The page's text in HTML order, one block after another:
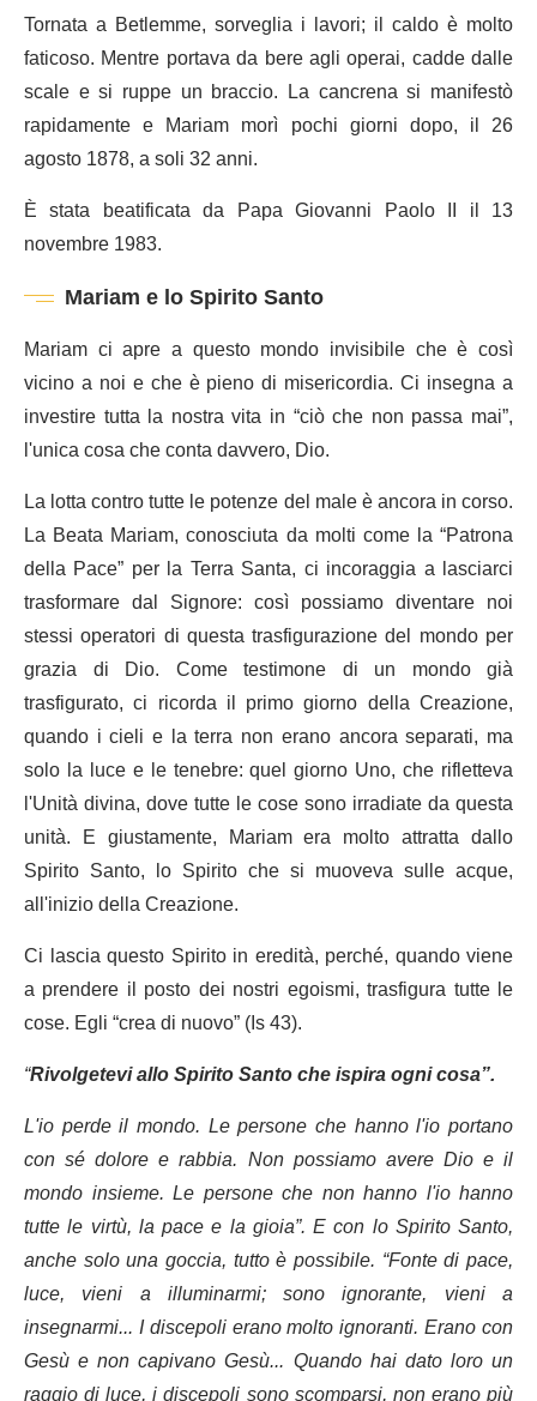
Tornata a Betlemme, sorveglia i lavori; il caldo è molto
faticoso. Mentre portava da bere agli operai, cadde dalle
scale e si ruppe un braccio. La cancrena si manifestò
rapidamente e Mariam morì pochi giorni dopo, il 26
agosto 1878, a soli 32 anni.
È stata beatificata da Papa Giovanni Paolo II il 13
novembre 1983.
Mariam e lo Spirito Santo
Mariam ci apre a questo mondo invisibile che è così
vicino a noi e che è pieno di misericordia. Ci insegna a
investire tutta la nostra vita in “ciò che non passa mai”,
l'unica cosa che conta davvero, Dio.
La lotta contro tutte le potenze del male è ancora in corso.
La Beata Mariam, conosciuta da molti come la “Patrona
della Pace” per la Terra Santa, ci incoraggia a lasciarci
trasformare dal Signore: così possiamo diventare noi
stessi operatori di questa trasfigurazione del mondo per
grazia di Dio. Come testimone di un mondo già
trasfigurato, ci ricorda il primo giorno della Creazione,
quando i cieli e la terra non erano ancora separati, ma
solo la luce e le tenebre: quel giorno Uno, che rifletteva
l'Unità divina, dove tutte le cose sono irradiate da questa
unità. E giustamente, Mariam era molto attratta dallo
Spirito Santo, lo Spirito che si muoveva sulle acque,
all'inizio della Creazione.
Ci lascia questo Spirito in eredità, perché, quando viene
a prendere il posto dei nostri egoismi, trasfigura tutte le
cose. Egli “crea di nuovo” (Is 43).
“Rivolgetevi allo Spirito Santo che ispira ogni cosa”.
L'io perde il mondo. Le persone che hanno l'io portano
con sé dolore e rabbia. Non possiamo avere Dio e il
mondo insieme. Le persone che non hanno l'io hanno
tutte le virtù, la pace e la gioia”. E con lo Spirito Santo,
anche solo una goccia, tutto è possibile. “Fonte di pace,
luce, vieni a illuminarmi; sono ignorante, vieni a
insegnarmi... I discepoli erano molto ignoranti. Erano con
Gesù e non capivano Gesù... Quando hai dato loro un